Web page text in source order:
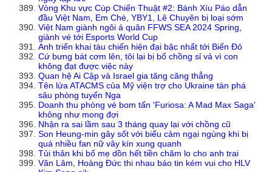
Vòng Khu vực Cúp Chiến Thuật #2: Bánh Xíu Páo dẫn
đầu Việt Nam, Em Chè, YBY1, Lê Chuyên bị loại sớm
Việt Nam giành ngôi á quân FFWS SEA 2024 Spring,
giành vé tới Esports World Cup
Anh triển khai tàu chiến hiện đại bậc nhất tới Biển Đỏ
Cứ bưng bát cơm lên, tôi lại bị bố chồng sỉ vả vì con
không đạt được việc này
Quan hệ Ai Cập và Israel gia tăng căng thẳng
Tên lửa ATACMS của Mỹ viện trợ cho Ukraine tàn phá
sâu phòng tuyến Nga
Doanh thu phòng vé bom tấn 'Furiosa: A Mad Max Saga'
không như mong đợi
Nhận ra sai lầm sau 3 tháng quay lại với chồng cũ
Son Heung-min gây sốt với biểu cảm ngại ngùng khi bị
quá nhiều fan nữ vây kín xung quanh
Tủi thân khi bố mẹ dồn hết tiền chăm lo cho anh trai
Văn Lâm, Hoàng Đức thi nhau báo tin kém vui cho HLV